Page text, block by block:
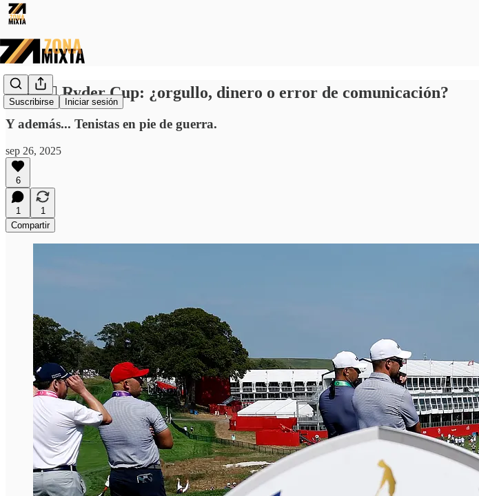
Suscribirse Iniciar sesión
🇺🇸🏌️‍♂️ Ryder Cup: ¿orgullo, dinero o error de comunicación?
Y además... Tenistas en pie de guerra.
sep 26, 2025
6
1
1
Compartir